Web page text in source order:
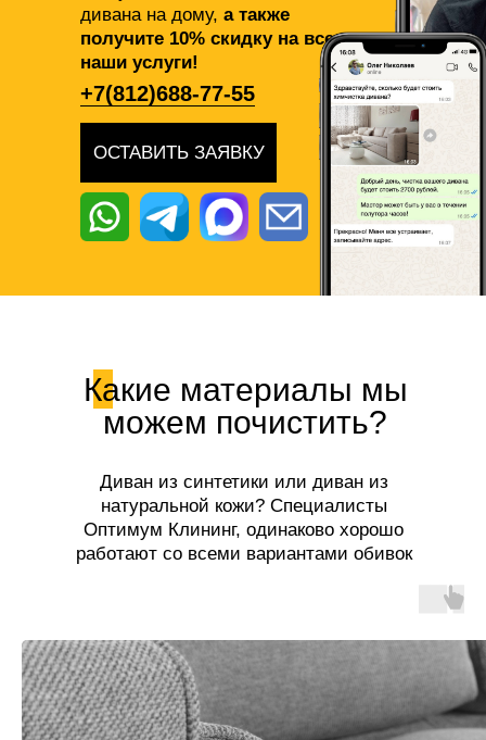
дивана на дому, а также
получите 10% скидку на все
наши услуги!
ОСТАВИТЬ ЗАЯВКУ
+7(812)688-77-55
Какие материалы мы
можем почистить?
Диван из синтетики или диван из
натуральной кожи? Специалисты
Оптимум Клининг, одинаково хорошо
работают со всеми вариантами обивок